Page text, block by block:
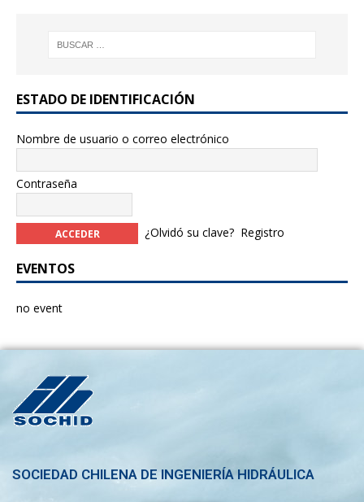
ESTADO DE IDENTIFICACIÓN
Nombre de usuario o correo electrónico
Contraseña
¿Olvidó su clave? Registro
EVENTOS
no event
SOCIEDAD CHILENA DE INGENIERÍA HIDRÁULICA